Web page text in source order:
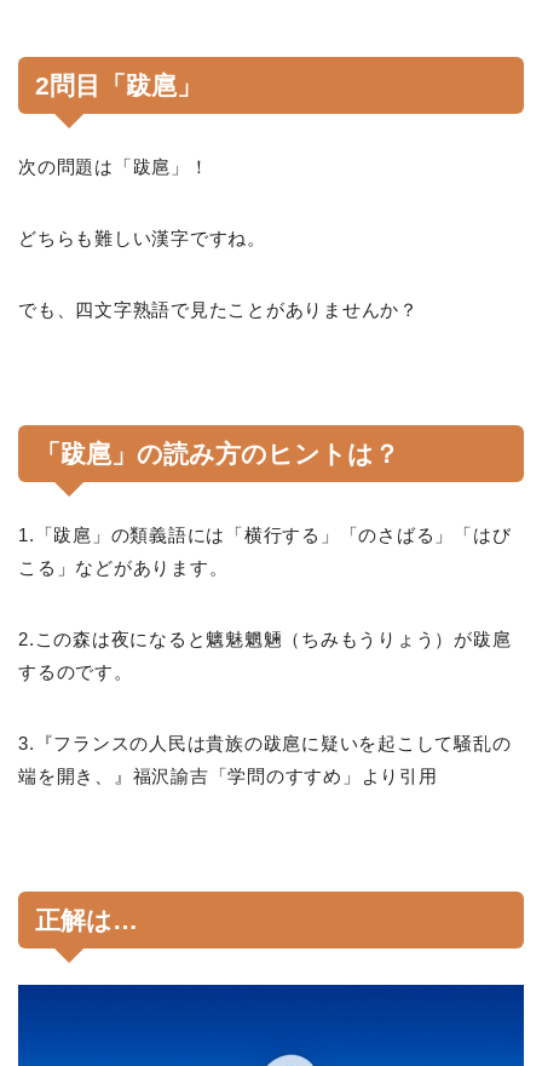
2問目「跋扈」
次の問題は「跋扈」！
どちらも難しい漢字ですね。
でも、四文字熟語で見たことがありませんか？
「跋扈」の読み方のヒントは？
1.「跋扈」の類義語には「横行する」「のさばる」「はび
こる」などがあります。
2.この森は夜になると魑魅魍魎（ちみもうりょう）が跋扈
するのです。
3.『フランスの人民は貴族の跋扈に疑いを起こして騒乱の
端を開き、』福沢諭吉「学問のすすめ」より引用
正解は…